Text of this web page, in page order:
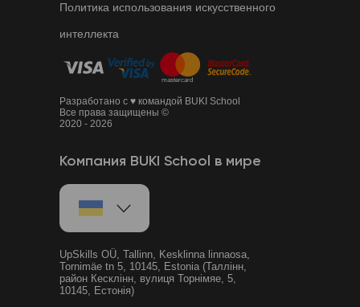
Политика использования искусственного
интеллекта
Разработано с ♥ командой BUKI School
Все права защищены ©
2020 - 2026
Компания BUKI School в мире
UpSkills OÜ, Tallinn, Kesklinna linnaosa,
Tornimäe tn 5, 10145, Estonia (Таллінн,
район Кесклінн, вулиця Торнімяе, 5,
10145, Естонія)